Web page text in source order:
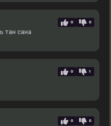
0 0
тан сана
0 1
0 0